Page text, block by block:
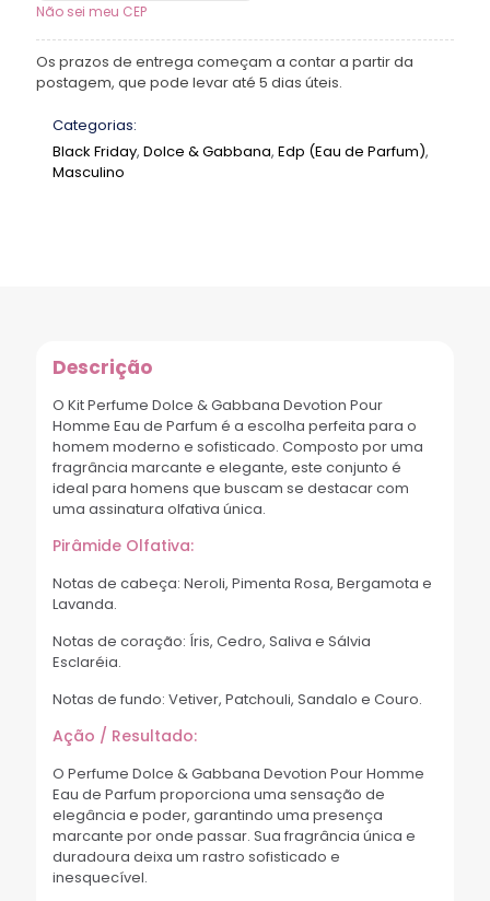
Não sei meu CEP
Os prazos de entrega começam a contar a partir da
postagem, que pode levar até 5 dias úteis.
Categorias:
Black Friday, Dolce & Gabbana, Edp (Eau de Parfum),
Masculino
Descrição
O Kit Perfume Dolce & Gabbana Devotion Pour
Homme Eau de Parfum é a escolha perfeita para o
homem moderno e sofisticado. Composto por uma
fragrância marcante e elegante, este conjunto é
ideal para homens que buscam se destacar com
uma assinatura olfativa única.
Pirâmide Olfativa:
Notas de cabeça: Neroli, Pimenta Rosa, Bergamota e
Lavanda.
Notas de coração: Íris, Cedro, Saliva e Sálvia
Esclaréia.
Notas de fundo: Vetiver, Patchouli, Sandalo e Couro.
Ação / Resultado:
O Perfume Dolce & Gabbana Devotion Pour Homme
Eau de Parfum proporciona uma sensação de
elegância e poder, garantindo uma presença
marcante por onde passar. Sua fragrância única e
duradoura deixa um rastro sofisticado e
inesquecível.